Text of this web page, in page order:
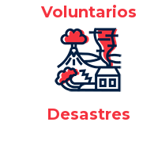
Voluntarios
Desastres